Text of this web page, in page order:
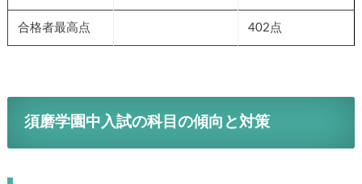
合格者最高点 402点
須磨学園中入試の科目の傾向と対策